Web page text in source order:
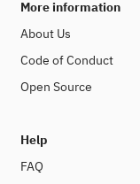
More information
About Us
Code of Conduct
Open Source
Help
FAQ